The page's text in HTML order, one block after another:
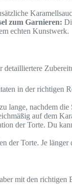
zum Garnieren:
echten Kunstwerk.
detailliertere
in der richtigen
lange, nachdem
auf dem
der Torte. Du
der Torte. Je
mit den